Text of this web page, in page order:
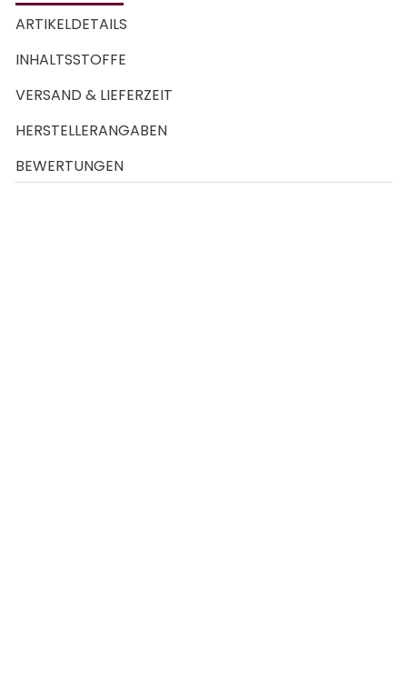
ARTIKELDETAILS
INHALTSSTOFFE
VERSAND & LIEFERZEIT
HERSTELLERANGABEN
BEWERTUNGEN